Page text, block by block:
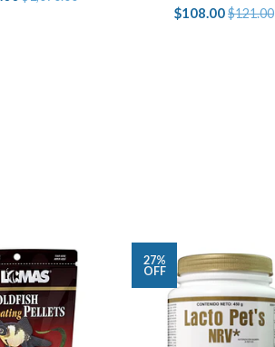
$108.00$121.00
27%
OFF